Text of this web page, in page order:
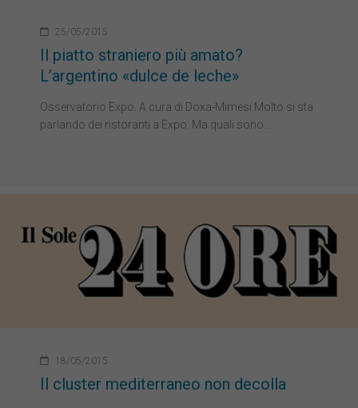
25/05/2015
Il piatto straniero più amato?
L’argentino «dulce de leche»
Osservatorio Expo. A cura di Doxa-Mimesi Molto si sta
parlando dei ristoranti a Expo. Ma quali sono…
18/05/2015
Il cluster mediterraneo non decolla